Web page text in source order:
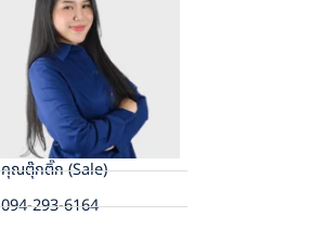
คุณตุ๊กติ๊ก (Sale)
094-293-6164